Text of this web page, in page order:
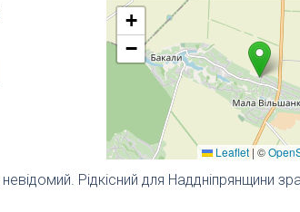
+
−
Leaflet| ©
Рідкісний для Наддніпрянщини